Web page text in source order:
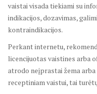
vaistai visada tiekiami su
indikacijos, dozavimas,
kontraindikacijos.
Perkant internetu,
licencijuotas vaistines arba
atrodo neįprastai žema
receptiniam vaistui, tai